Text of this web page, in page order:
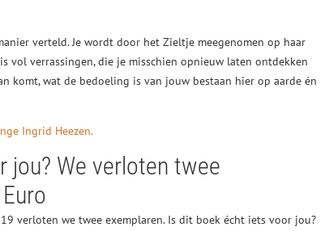
verteld. Je wordt door het Zieltje meegenomen op haar
vol verrassingen, die je misschien opnieuw laten ontdekken
komt, wat de bedoeling is van jouw bestaan hier op aarde én
Ingrid Heezen.
jou? We verloten twee
verloten we twee exemplaren. Is dit boek écht iets voor jou?